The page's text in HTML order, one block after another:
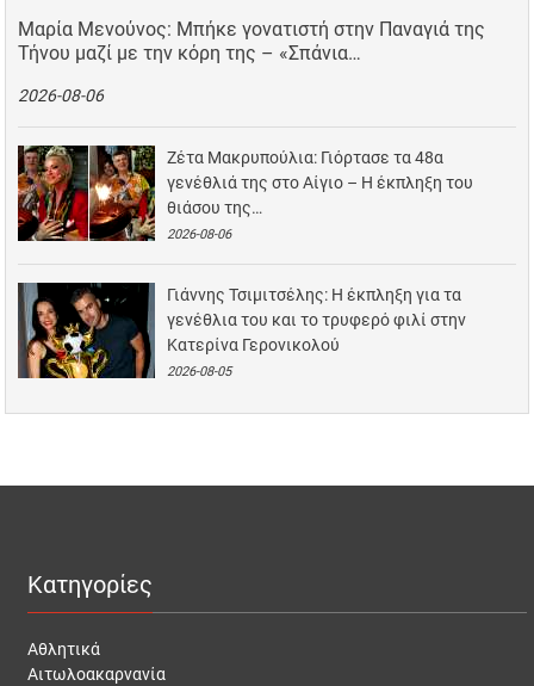
Μαρία Μενούνος: Μπήκε γονατιστή στην Παναγιά της
Τήνου μαζί με την κόρη της – «Σπάνια…
2026-08-06
Ζέτα Μακρυπούλια: Γιόρτασε τα 48α
γενέθλιά της στο Αίγιο – Η έκπληξη του
θιάσου της…
2026-08-06
Γιάννης Τσιμιτσέλης: Η έκπληξη για τα
γενέθλια του και το τρυφερό φιλί στην
Κατερίνα Γερονικολού
2026-08-05
Κατηγορίες
Αθλητικά
Αιτωλοακαρνανία